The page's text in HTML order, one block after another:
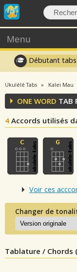
Menu
Débutant tabs
Ukulélé Tabs Kalei Mau
ONE WORD TAB
4 Accords utilisés
Voir ces
Changer de
Tablature / Chords